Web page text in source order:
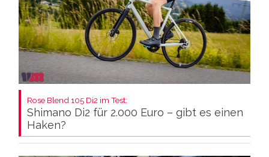
Rose Blend 105 Di2 im Test:
Shimano Di2 für 2.000 Euro – gibt es einen
Haken?